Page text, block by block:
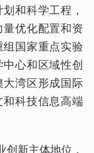
和科学工程，
优化配置和资
国家重点实验
心和区域性创
湾区形成国际
科技信息高端
新主体地位，